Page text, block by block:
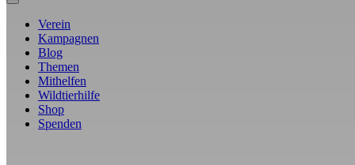
Verein
Kampagnen
Blog
Themen
Mithelfen
Wildtierhilfe
Shop
Spenden